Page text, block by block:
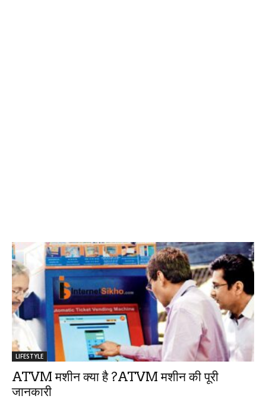
LIFESTYLE
ATVM मशीन क्या है ?ATVM मशीन की पूरी
जानकारी